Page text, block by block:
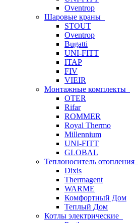
Oventrop
Шаровые краны
STOUT
Oventrop
Bugatti
UNI-FITT
ITAP
FIV
VIEIR
Монтажные комплекты
OTER
Rifar
ROMMER
Royal Thermo
Millennium
UNI-FITT
GLOBAL
Теплоноситель отопления
Dixis
Thermagent
WARME
Комфортный Дом
Теплый Дом
Котлы электрические